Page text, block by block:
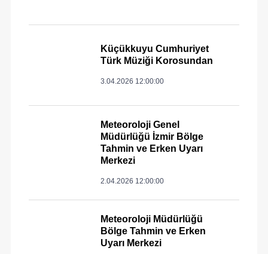
Küçükkuyu Cumhuriyet
Türk Müziği Korosundan
3.04.2026 12:00:00
Meteoroloji Genel
Müdürlüğü İzmir Bölge
Tahmin ve Erken Uyarı
Merkezi
2.04.2026 12:00:00
Meteoroloji Müdürlüğü
Bölge Tahmin ve Erken
Uyarı Merkezi